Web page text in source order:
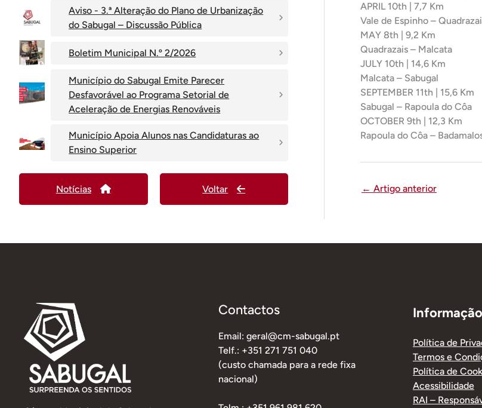
Aviso - 3.ª Alteração do Plano de Urbanização
do Sabugal – Discussão Pública
Boletim Municipal N.º 2/2026
Município do Sabugal Emite Parecer
Desfavorável ao Programa Setorial de
Aceleração de Energias Renováveis
Município Apoia Alunos nas Candidaturas ao
Ensino Superior
Notícias Voltar
APRIL 10th | 7,7 Km
Vale de Espinho –
MAY 8th | 9,2 Km
Quadrazais – Malcata
JULY 10th | 14,6 Km
Malcata – Sabugal
SEPTEMBER 11th | 15,6 Km
Sabugal – Rapoula do Côa
OCTOBER 9th | 12,3 Km
Rapoula do Côa –
← Artigo anterior
Contactos
Email: geral@cm-sabugal.pt
Telf.: +351 271 751 040
(custo chamada para a rede fixa
nacional)
Política de
Termos e
Política de
Acessibilidade
RAI –